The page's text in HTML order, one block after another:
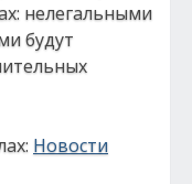
нелегальными
будут
Новости